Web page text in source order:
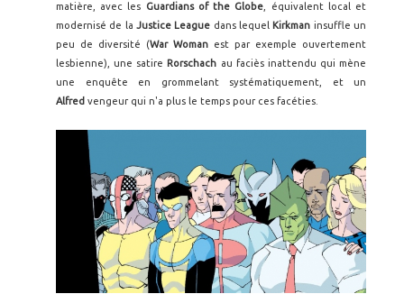
matière, avec les Guardians of the Globe , équivalent local et
modernisé de la Justice League dans lequel Kirkman insuffle un
peu de diversité (War Woman est par exemple ouvertement
lesbienne), une satire Rorschach au faciès inattendu qui mène
une enquête en grommelant systématiquement, et un
Alfred vengeur qui n'a plus le temps pour ces facéties.